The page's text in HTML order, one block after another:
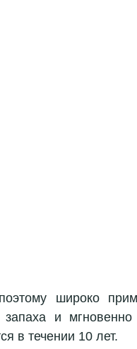
широко
и мгновенно
в течении 10 лет.